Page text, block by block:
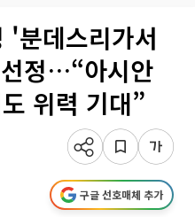
분데스리가서
정…“아시안
위력 기대”
구글 선호매체 추가